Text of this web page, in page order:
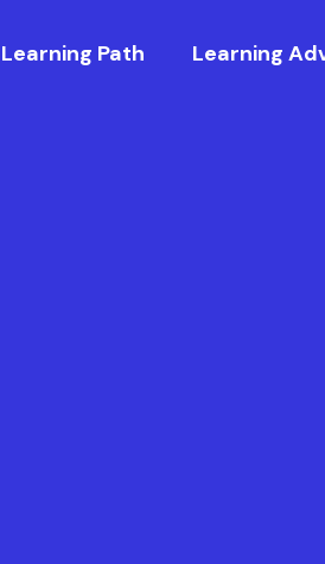
Learning Path Learning